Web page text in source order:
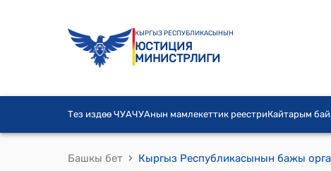
КЫРГЫЗ РЕСПУБЛИКАСЫНЫН
ЮСТИЦИЯ
МИНИСТРЛИГИ
Тез издөө ЧУАЧУАнын мамлекеттик реестриКайтарым
Башкы бет ›